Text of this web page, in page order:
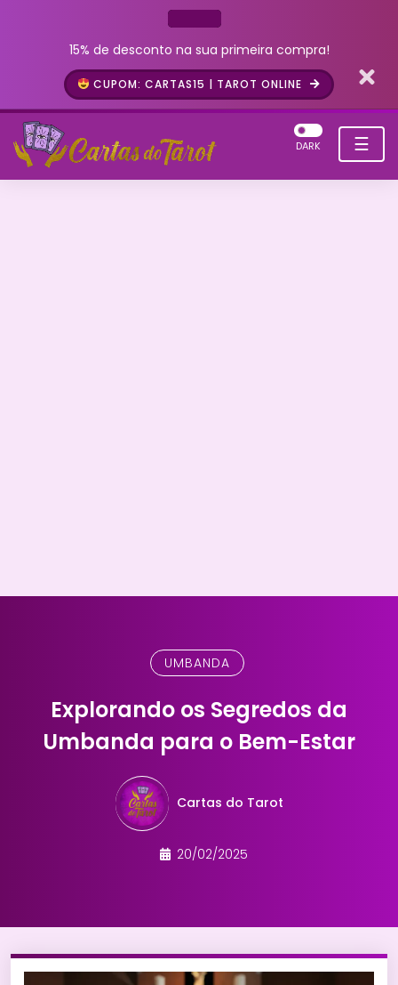
15% de desconto na sua primeira compra!
CUPOM: CARTAS15 | TAROT ONLINE
☰
DARK
UMBANDA
Explorando os Segredos da
Umbanda para o Bem-Estar
Cartas do Tarot
20/02/2025